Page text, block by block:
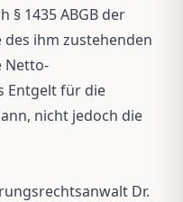
§ 1435 ABGB der
ihm zustehenden
Netto-
Entgelt für die
nicht jedoch die
Dr.